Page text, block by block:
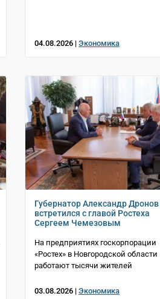
04.08.2026 | Экономика
Губернатор Александр Дронов
встретился с главой Ростеха
Сергеем Чемезовым
На предприятиях госкорпорации
«Ростех» в Новгородской области
работают тысячи жителей
03.08.2026 | Экономика